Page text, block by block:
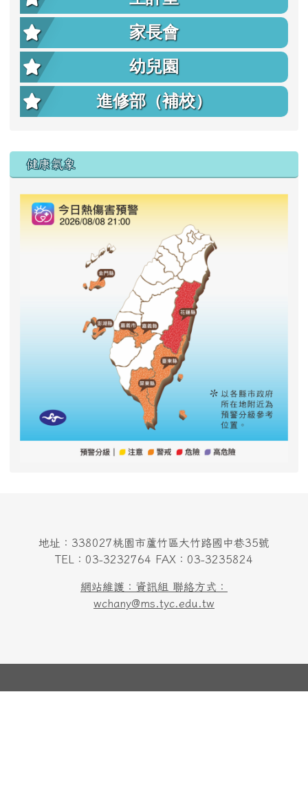
家長會
幼兒園
進修部（補校）
右邊區域內容
健康氣象
地址：338027桃園市蘆竹區大竹路國中巷35號
TEL：03-3232764 FAX：03-3235824
網站維護：資訊組 聯絡方式：
wchany@ms.tyc.edu.tw